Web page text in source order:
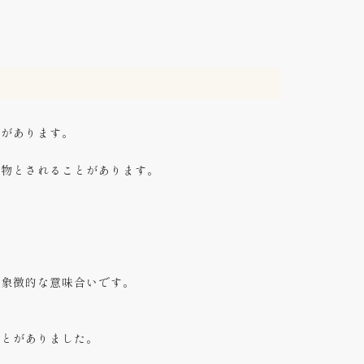
あります。
とされることがあります。
徴的な意味合いです。
がありました。